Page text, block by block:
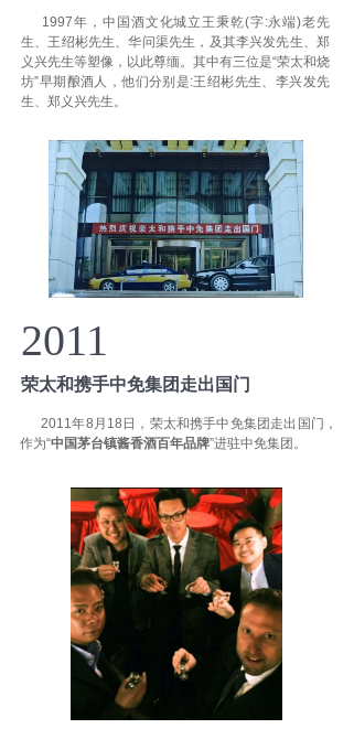
1997年，中国酒文化城立王秉乾(字:永端)老先
生、王绍彬先生、华问渠先生，及其李兴发先生、郑
义兴先生等塑像，以此尊缅。其中有三位是“荣太和烧
坊”早期酿酒人，他们分别是:王绍彬先生、李兴发先
生、郑义兴先生。
2011
荣太和携手中免集团走出国门
2011年8月18日，荣太和携手中免集团走出国门，
作为“中国茅台镇酱香酒百年品牌”进驻中免集团。